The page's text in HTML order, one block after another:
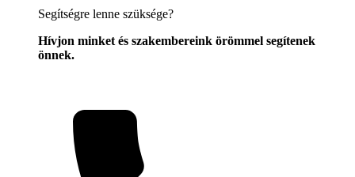
Segítségre lenne szüksége?
Hívjon minket és szakembereink örömmel segítenek
önnek.